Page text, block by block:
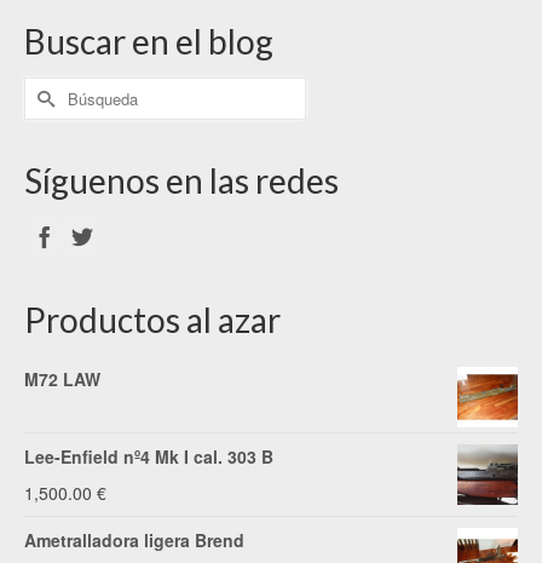
Buscar en el blog
Síguenos en las redes
Productos al azar
M72 LAW
Lee-Enfield nº4 Mk I cal. 303 B
1,500.00 €
Ametralladora ligera Brend